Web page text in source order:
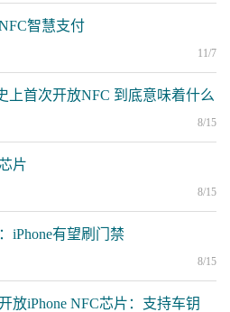
智慧支付
11/7
上首次开放NFC 到底意味着什么
8/15
片
8/15
iPhone有望刷门禁
8/15
放iPhone NFC芯片：支持车钥